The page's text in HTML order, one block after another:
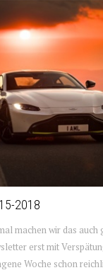
2018
machen wir das auch
erst mit
Woche schon